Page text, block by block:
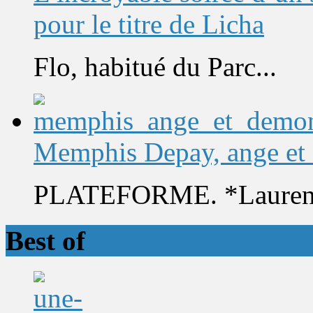
pour le titre de Licha
Flo, habitué du Parc...
Memphis Depay, ange et
PLATEFORME.
Best of